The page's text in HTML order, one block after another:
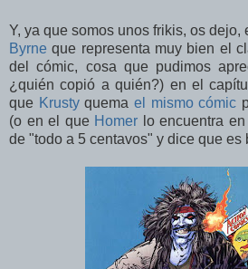
Y, ya que somos unos frikis, os dejo,
Byrne que representa muy bien el
del cómic, cosa que pudimos
¿quién copió a quién?) en el
que Krustyquemael mismo cómic
(o en el que Homer lo encuentra
de "todo a 5 centavos" y dice que es